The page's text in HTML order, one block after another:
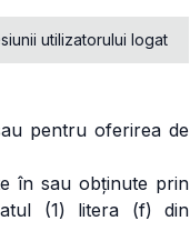
utilizatorului logat
pentru oferirea de
în sau obținute prin
(1) litera (f) din